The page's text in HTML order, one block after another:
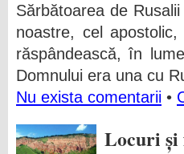
Sărbătoarea de
noastre, cel
răspândească, în
Domnului era una cu
Nu exista comentarii •
Locuri și